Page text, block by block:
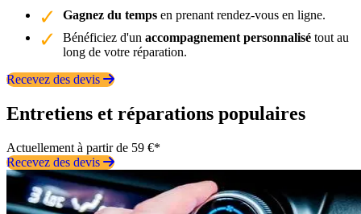
Gagnez du temps en prenant rendez-vous en ligne.
Bénéficiez d'un accompagnement personnalisé tout au
long de votre réparation.
Recevez des devis
Entretiens et réparations populaires
Actuellement à partir de 59 €*
Recevez des devis